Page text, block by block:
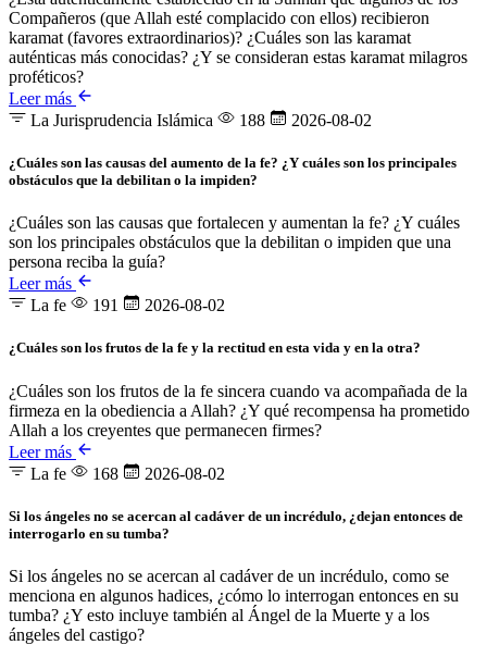
Compañeros (que Allah esté complacido con ellos) recibieron
karamat (favores extraordinarios)? ¿Cuáles son las karamat
auténticas más conocidas? ¿Y se consideran estas karamat milagros
proféticos?
Leer más
La Jurisprudencia Islámica
188 2026-08-02
¿Cuáles son las causas del aumento de la fe? ¿Y cuáles son los principales
obstáculos que la debilitan o la impiden?
¿Cuáles son las causas que fortalecen y aumentan la fe? ¿Y cuáles
son los principales obstáculos que la debilitan o impiden que una
persona reciba la guía?
Leer más
La fe
191 2026-08-02
¿Cuáles son los frutos de la fe y la rectitud en esta vida y en la otra?
¿Cuáles son los frutos de la fe sincera cuando va acompañada de la
firmeza en la obediencia a Allah? ¿Y qué recompensa ha prometido
Allah a los creyentes que permanecen firmes?
Leer más
La fe
168 2026-08-02
Si los ángeles no se acercan al cadáver de un incrédulo, ¿dejan entonces de
interrogarlo en su tumba?
Si los ángeles no se acercan al cadáver de un incrédulo, como se
menciona en algunos hadices, ¿cómo lo interrogan entonces en su
tumba? ¿Y esto incluye también al Ángel de la Muerte y a los
ángeles del castigo?